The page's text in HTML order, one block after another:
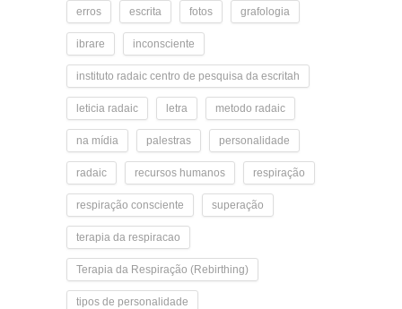
erros escrita fotos grafologia
ibrare inconsciente
instituto radaic centro de pesquisa da escritah
leticia radaic letra metodo radaic
na mídia palestras personalidade
radaic recursos humanos respiração
respiração consciente superação
terapia da respiracao
Terapia da Respiração (Rebirthing)
tipos de personalidade